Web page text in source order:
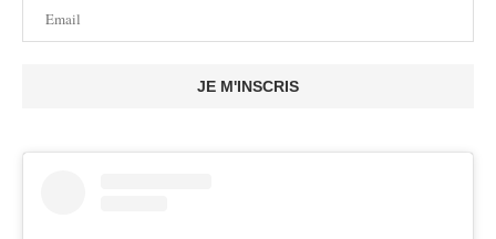
JE M'INSCRIS